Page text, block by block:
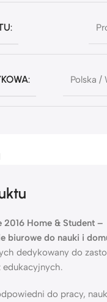
Polska /
Home & Student –
biurowe do nauki i
dedykowany do
do pracy,